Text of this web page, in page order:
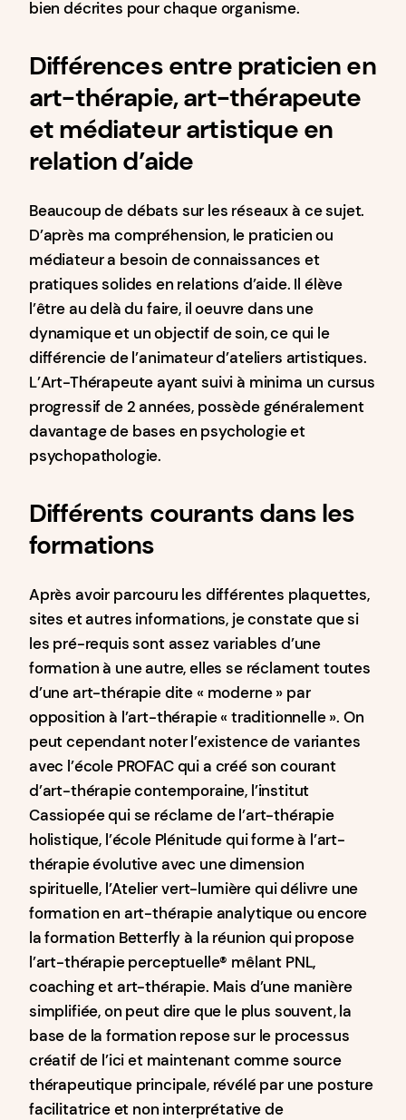
bien décrites pour chaque organisme.
Différences entre praticien en
art-thérapie, art-thérapeute
et médiateur artistique en
relation d’aide
Beaucoup de débats sur les réseaux à ce sujet.
D’après ma compréhension, le praticien ou
médiateur a besoin de connaissances et
pratiques solides en relations d’aide. Il élève
l’être au delà du faire, il oeuvre dans une
dynamique et un objectif de soin, ce qui le
différencie de l’animateur d’ateliers artistiques.
L’Art-Thérapeute ayant suivi à minima un cursus
progressif de 2 années, possède généralement
davantage de bases en psychologie et
psychopathologie.
Différents courants dans les
formations
Après avoir parcouru les différentes plaquettes,
sites et autres informations, je constate que si
les pré-requis sont assez variables d’une
formation à une autre, elles se réclament toutes
d’une art-thérapie dite « moderne » par
opposition à l’art-thérapie « traditionnelle ». On
peut cependant noter l’existence de variantes
avec l’école PROFAC qui a créé son courant
d’art-thérapie contemporaine, l’institut
Cassiopée qui se réclame de l’art-thérapie
holistique, l’école Plénitude qui forme à l’art-
thérapie évolutive avec une dimension
spirituelle, l’Atelier vert-lumière qui délivre une
formation en art-thérapie analytique ou encore
la formation Betterfly à la réunion qui propose
l’art-thérapie perceptuelle® mêlant PNL,
coaching et art-thérapie. Mais d’une manière
simplifiée, on peut dire que le plus souvent, la
base de la formation repose sur le processus
créatif de l’ici et maintenant comme source
thérapeutique principale, révélé par une posture
facilitatrice et non interprétative de